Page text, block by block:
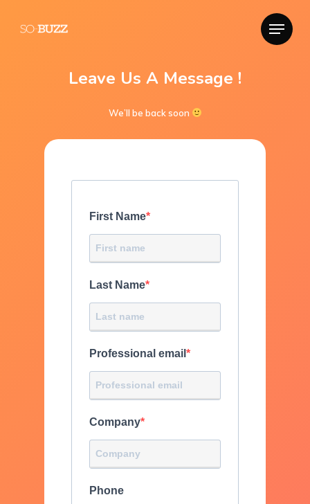
Leave Us A Message !
We’ll be back soon
First Name
Last Name
Professional email
Company
Phone